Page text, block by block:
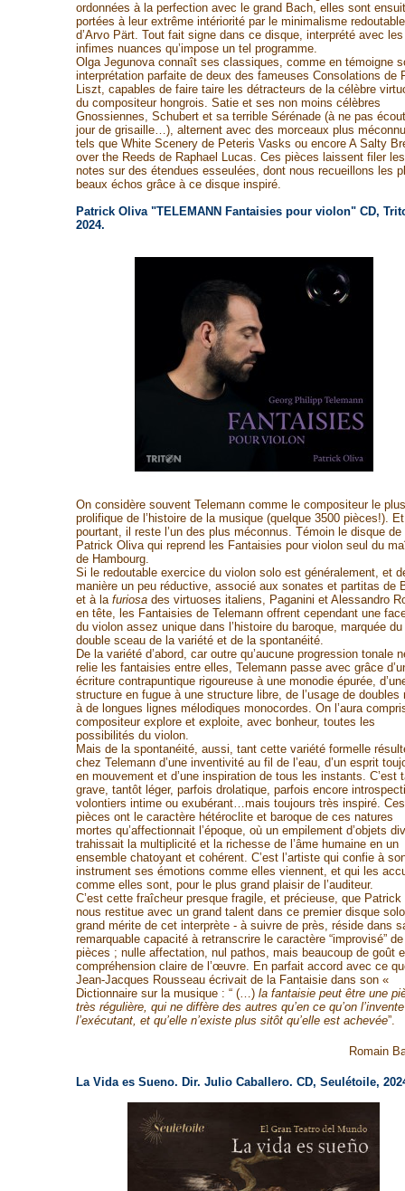
ordonnées à la perfection avec le grand Bach, elles sont
portées à leur extrême intériorité par le minimalisme redoutable
d’Arvo Pärt. Tout fait signe dans ce disque, interprété avec les
infimes nuances qu’impose un tel programme.
Olga Jegunova connaît ses classiques, comme en témoigne
interprétation parfaite de deux des fameuses Consolations de
Liszt, capables de faire taire les détracteurs de la célèbre
du compositeur hongrois. Satie et ses non moins célèbres
Gnossiennes, Schubert et sa terrible Sérénade (à ne pas
jour de grisaille…), alternent avec des morceaux plus
tels que White Scenery de Peteris Vasks ou encore A Salty
over the Reeds de Raphael Lucas. Ces pièces laissent filer les
notes sur des étendues esseulées, dont nous recueillons les
beaux échos grâce à ce disque inspiré.
Patrick Oliva "TELEMANN Fantaisies pour violon" CD,
2024.
On considère souvent Telemann comme le compositeur le plus
prolifique de l’histoire de la musique (quelque 3500 pièces!). Et
pourtant, il reste l’un des plus méconnus. Témoin le disque de
Patrick Oliva qui reprend les Fantaisies pour violon seul du
de Hambourg.
Si le redoutable exercice du violon solo est généralement, et
manière un peu réductive, associé aux sonates et partitas de
et à la furiosades virtuoses italiens, Paganini et Alessandro
en tête, les Fantaisies de Telemann offrent cependant une
du violon assez unique dans l’histoire du baroque, marquée du
double sceau de la variété et de la spontanéité.
De la variété d’abord, car outre qu’aucune progression tonale
relie les fantaisies entre elles, Telemann passe avec grâce
écriture contrapuntique rigoureuse à une monodie épurée,
structure en fugue à une structure libre, de l’usage de doubles
à de longues lignes mélodiques monocordes. On l’aura
compositeur explore et exploite, avec bonheur, toutes les
possibilités du violon.
Mais de la spontanéité, aussi, tant cette variété formelle
chez Telemann d’une inventivité au fil de l’eau, d’un esprit
en mouvement et d’une inspiration de tous les instants. C’est
grave, tantôt léger, parfois drolatique, parfois encore
volontiers intime ou exubérant…mais toujours très inspiré. Ces
pièces ont le caractère hétéroclite et baroque de ces natures
mortes qu’affectionnait l’époque, où un empilement d’objets
trahissait la multiplicité et la richesse de l’âme humaine en un
ensemble chatoyant et cohérent. C’est l’artiste qui confie à
instrument ses émotions comme elles viennent, et qui les
comme elles sont, pour le plus grand plaisir de l’auditeur.
C’est cette fraîcheur presque fragile, et précieuse, que Patrick
nous restitue avec un grand talent dans ce premier disque
grand mérite de cet interprète - à suivre de près, réside dans
remarquable capacité à retranscrire le caractère “improvisé”
pièces ; nulle affectation, nul pathos, mais beaucoup de goût
compréhension claire de l’œuvre. En parfait accord avec ce
Jean-Jacques Rousseau écrivait de la Fantaisie dans son «
Dictionnaire sur la musique : “ (…) la fantaisie peut être une
très régulière, qui ne diffère des autres qu’en ce qu’on
l’exécutant, et qu’elle n’existe plus sitôt qu’elle est achevée”.
Romain
La Vida es Sueno. Dir. Julio Caballero. CD, Seulétoile,